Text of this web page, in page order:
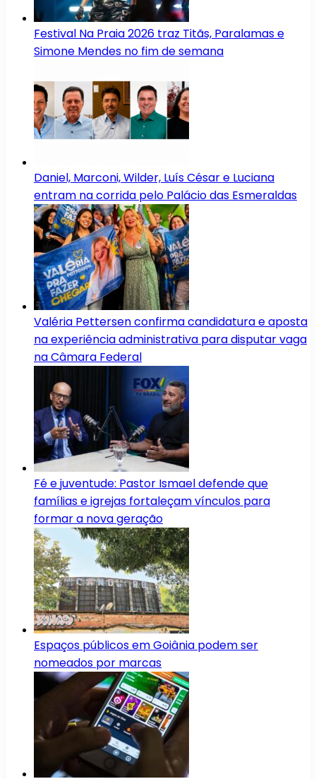
Festival Na Praia 2026 traz Titãs, Paralamas e
Simone Mendes no fim de semana
Daniel, Marconi, Wilder, Luís César e Luciana
entram na corrida pelo Palácio das Esmeraldas
Valéria Pettersen confirma candidatura e aposta
na experiência administrativa para disputar vaga
na Câmara Federal
Fé e juventude: Pastor Ismael defende que
famílias e igrejas fortaleçam vínculos para
formar a nova geração
Espaços públicos em Goiânia podem ser
nomeados por marcas